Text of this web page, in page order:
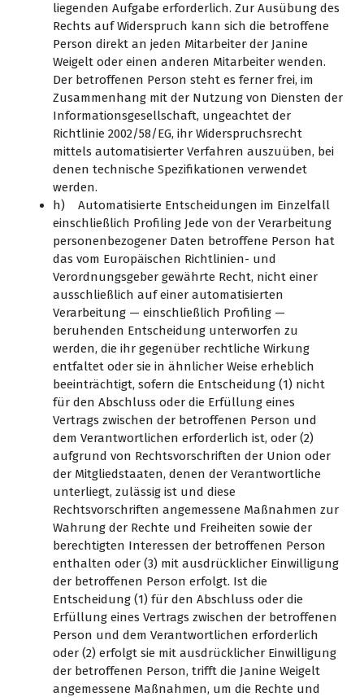
liegenden Aufgabe erforderlich. Zur Ausübung des
Rechts auf Widerspruch kann sich die betroffene
Person direkt an jeden Mitarbeiter der Janine
Weigelt oder einen anderen Mitarbeiter wenden.
Der betroffenen Person steht es ferner frei, im
Zusammenhang mit der Nutzung von Diensten der
Informationsgesellschaft, ungeachtet der
Richtlinie 2002/58/EG, ihr Widerspruchsrecht
mittels automatisierter Verfahren auszuüben, bei
denen technische Spezifikationen verwendet
werden.
h) Automatisierte Entscheidungen im Einzelfall
einschließlich Profiling Jede von der Verarbeitung
personenbezogener Daten betroffene Person hat
das vom Europäischen Richtlinien- und
Verordnungsgeber gewährte Recht, nicht einer
ausschließlich auf einer automatisierten
Verarbeitung — einschließlich Profiling —
beruhenden Entscheidung unterworfen zu
werden, die ihr gegenüber rechtliche Wirkung
entfaltet oder sie in ähnlicher Weise erheblich
beeinträchtigt, sofern die Entscheidung (1) nicht
für den Abschluss oder die Erfüllung eines
Vertrags zwischen der betroffenen Person und
dem Verantwortlichen erforderlich ist, oder (2)
aufgrund von Rechtsvorschriften der Union oder
der Mitgliedstaaten, denen der Verantwortliche
unterliegt, zulässig ist und diese
Rechtsvorschriften angemessene Maßnahmen zur
Wahrung der Rechte und Freiheiten sowie der
berechtigten Interessen der betroffenen Person
enthalten oder (3) mit ausdrücklicher Einwilligung
der betroffenen Person erfolgt. Ist die
Entscheidung (1) für den Abschluss oder die
Erfüllung eines Vertrags zwischen der betroffenen
Person und dem Verantwortlichen erforderlich
oder (2) erfolgt sie mit ausdrücklicher Einwilligung
der betroffenen Person, trifft die Janine Weigelt
angemessene Maßnahmen, um die Rechte und